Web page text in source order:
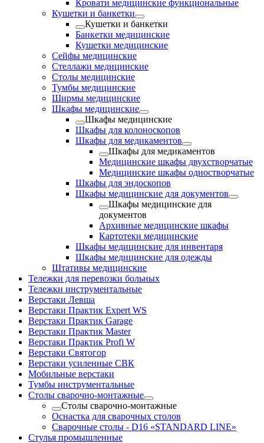
Кровати медицинские функциональные
Кушетки и банкетки
Кушетки и банкетки
Банкетки медицинские
Кушетки медицинские
Сейфы медицинские
Стеллажи медицинские
Столы медицинские
Тумбы медицинские
Ширмы медицинские
Шкафы медицинские
Шкафы медицинские
Шкафы для колоноскопов
Шкафы для медикаментов
Шкафы для медикаментов
Медицинские шкафы двухстворчатые
Медицинские шкафы одностворчатые
Шкафы для эндоскопов
Шкафы медицинские для документов
Шкафы медицинские для
документов
Архивные медицинские шкафы
Картотеки медицинские
Шкафы медицинские для инвентаря
Шкафы медицинские для одежды
Штативы медицинские
Тележки для перевозки больных
Тележки инструментальные
Верстаки Левша
Верстаки Практик Expert WS
Верстаки Практик Garage
Верстаки Практик Master
Верстаки Практик Profi W
Верстаки Святогор
Верстаки усиленные СВК
Мобильные верстаки
Тумбы инструментальные
Столы сварочно-монтажные
Столы сварочно-монтажные
Оснастка для сварочных столов
Сварочные столы - D16 «STANDARD LINE»
Стулья промышленные